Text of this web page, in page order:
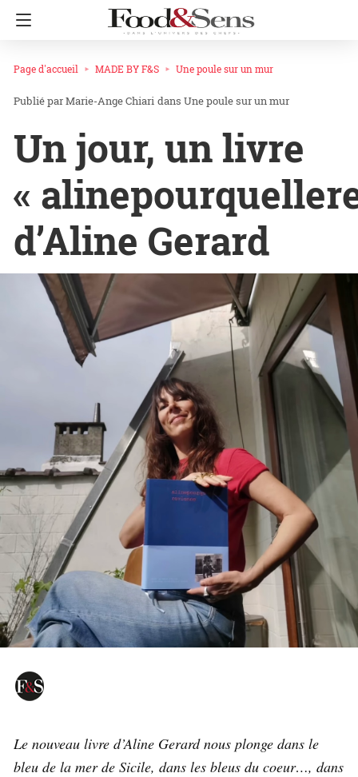
Page d'accueil MADE BY F&S Une poule sur un mur
Marie-Ange Chiari dans Une poule sur un mur
Un jour, un livre
«
d’Aline Gerard
Le nouveau livre d’Aline Gerard nous plonge dans le
bleu de la mer de Sicile, dans les bleus du coeur…, dans